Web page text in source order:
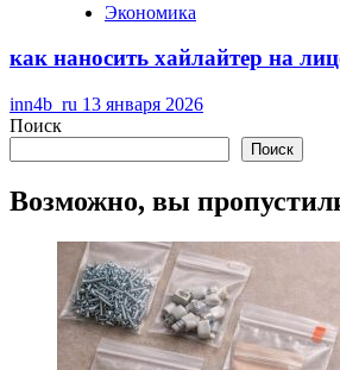
Экономика
как наносить хайлайтер на
inn4b_ru 13 января 2026
Поиск
Поиск
Возможно, вы